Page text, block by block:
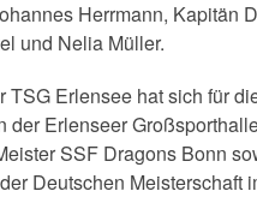
Herrmann, Kapitän
und Nelia Müller.
TSG Erlensee hat sich für
der Erlenseer
SSF Dragons Bonn
Deutschen Meisterschaft